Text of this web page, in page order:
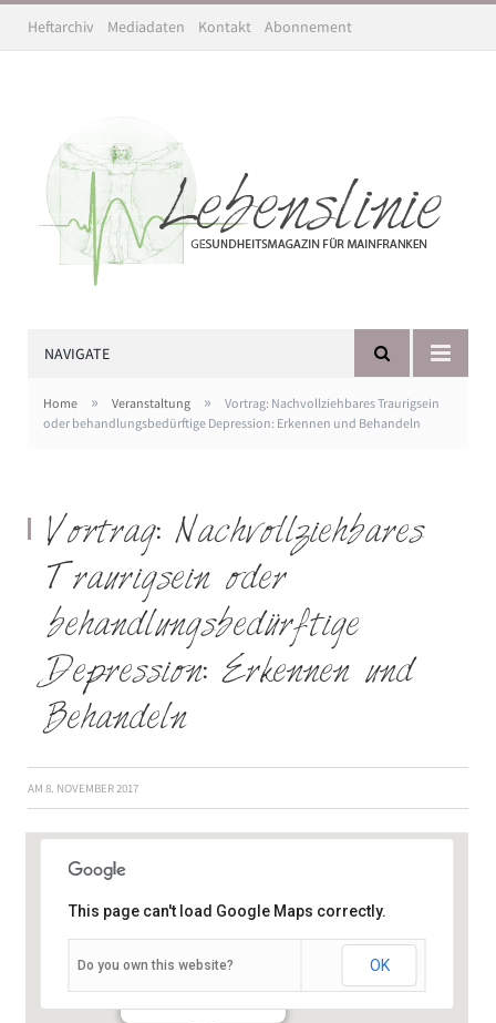
Heftarchiv Mediadaten Kontakt Abonnement
NAVIGATE
Home » Veranstaltung »
Vortrag: Nachvollziehbares Traurigsein
oder behandlungsbedürftige Depression: Erkennen und Behandeln
Vortrag: Nachvollziehbares
Traurigsein oder
behandlungsbedürftige
Depression: Erkennen und
Behandeln
AM 8. NOVEMBER 2017
Veranstaltungen
This page can't load Google Maps correctly.
Do you own this website? OK